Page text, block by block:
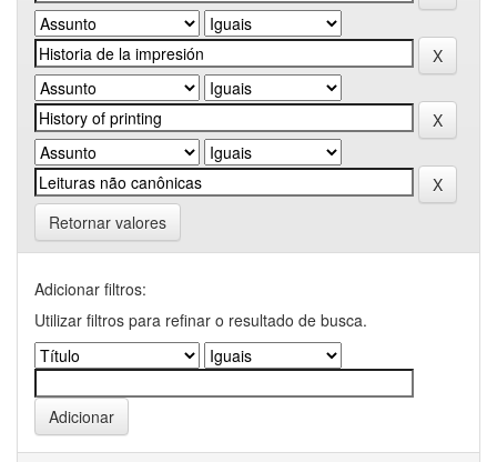
Retornar valores
Adicionar filtros:
Utilizar filtros para refinar o resultado de busca.